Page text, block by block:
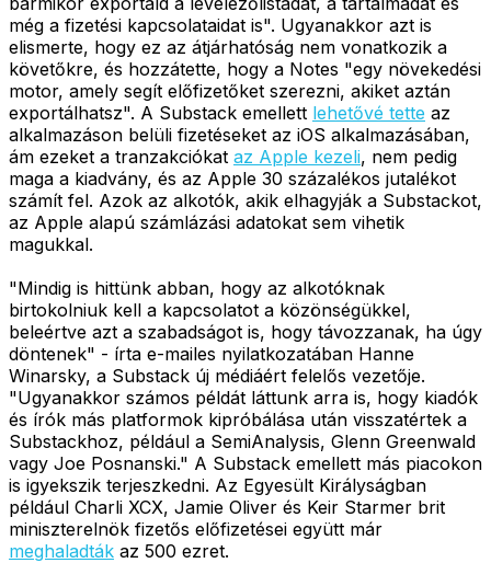
még a fizetési kapcsolataidat is". Ugyanakkor azt is
elismerte, hogy ez az átjárhatóság nem vonatkozik a
követőkre, és hozzátette, hogy a Notes "egy növekedési
motor, amely segít előfizetőket szerezni, akiket aztán
exportálhatsz". A Substack emellett lehetővé tette az
alkalmazáson belüli fizetéseket az iOS alkalmazásában,
ám ezeket a tranzakciókat az Apple kezeli, nem pedig
maga a kiadvány, és az Apple 30 százalékos jutalékot
számít fel. Azok az alkotók, akik elhagyják a Substackot,
az Apple alapú számlázási adatokat sem vihetik
magukkal.
"Mindig is hittünk abban, hogy az alkotóknak
birtokolniuk kell a kapcsolatot a közönségükkel,
beleértve azt a szabadságot is, hogy távozzanak, ha úgy
döntenek" - írta e-mailes nyilatkozatában Hanne
Winarsky, a Substack új médiáért felelős vezetője.
"Ugyanakkor számos példát láttunk arra is, hogy kiadók
és írók más platformok kipróbálása után visszatértek a
Substackhoz, például a SemiAnalysis, Glenn Greenwald
vagy Joe Posnanski." A Substack emellett más piacokon
is igyekszik terjeszkedni. Az Egyesült Királyságban
például Charli XCX, Jamie Oliver és Keir Starmer brit
miniszterelnök fizetős előfizetései együtt már
meghaladták az 500 ezret.